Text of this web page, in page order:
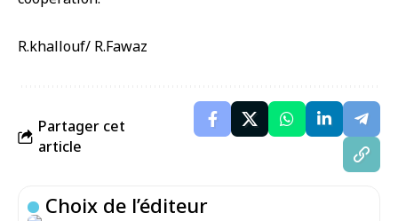
R.khallouf/ R.Fawaz
Partager cet
article
Choix de l’éditeur